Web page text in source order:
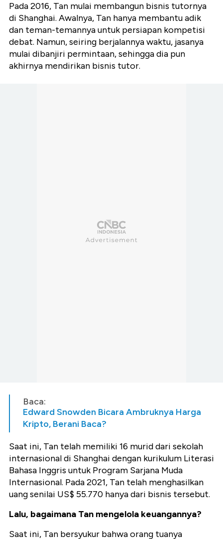
Pada 2016, Tan mulai membangun bisnis tutornya
di Shanghai. Awalnya, Tan hanya membantu adik
dan teman-temannya untuk persiapan kompetisi
debat. Namun, seiring berjalannya waktu, jasanya
mulai dibanjiri permintaan, sehingga dia pun
akhirnya mendirikan bisnis tutor.
Baca:
Edward Snowden Bicara Ambruknya Harga
Kripto, Berani Baca?
Saat ini, Tan telah memiliki 16 murid dari sekolah
internasional di Shanghai dengan kurikulum Literasi
Bahasa Inggris untuk Program Sarjana Muda
Internasional. Pada 2021, Tan telah menghasilkan
uang senilai US$ 55.770 hanya dari bisnis tersebut.
Lalu, bagaimana Tan mengelola keuangannya?
Saat ini, Tan bersyukur bahwa orang tuanya